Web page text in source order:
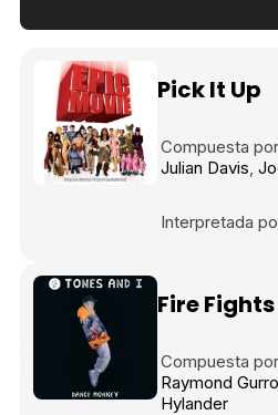
Pick It Up
Compuesta por
Julian Davis
Interpretada
Fire Fights
Compuesta por
Raymond
Hylander